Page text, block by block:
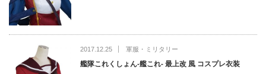
2017.12.25 軍服・ミリタリー
艦隊これくしょん-艦これ- 最上改 風 コスプレ衣装